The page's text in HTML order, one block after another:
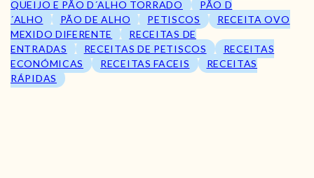
QUEIJO E PÃO D´ALHO TORRADO
PÃO D
´ALHO
PÃO DE ALHO PETISCOS
RECEITA OVO
MEXIDO DIFERENTE
RECEITAS DE
ENTRADAS
RECEITAS DE PETISCOS
RECEITAS
ECONÓMICAS
RECEITAS FACEIS
RECEITAS
RÁPIDAS